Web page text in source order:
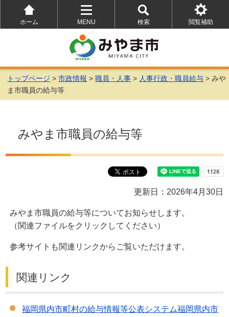
ホーム
MENU
を
開
く
検索
を
開
く
閲覧補助
を
トップページ >市政情報 >職員・人事 > 人事行政・職員給与 > みや
ま市職員の給与等
みやま市職員の給与等
更新日：2026年4月30日
みやま市職員の給与等についてお知らせします。
（関連ファイルをクリックしてください）
参考サイトも関連リンクからご覧いただけます。
関連リンク
福岡県内市町村の給与情報等公表システム福岡県内市